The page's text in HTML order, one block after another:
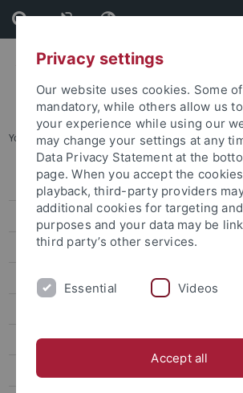
Skip
to
content
Skip
to
footer
You are here: Startseite ...
Forschungsförderung
Forschungsfördernachrichten
Ausschreibungen
Alte Kulturen
Biologie und Lebenswissenschaften
Privacy settings
Our website uses cookies. Some
mandatory, while others allow us
your experience while using our
may change your settings at any
Data Privacy Statement at the
page. When you accept the
playback, third-party providers
additional cookies for targeting
purposes and your data may be
third party’s other services.
Essential Videos
Accept all